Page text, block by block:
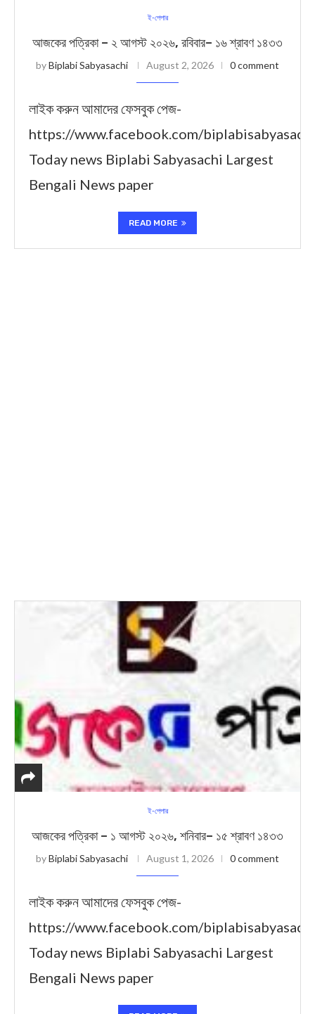
ই-পেপার
আজকের পত্রিকা – ২ আগস্ট ২০২৬, রবিবার– ১৬ শ্রাবণ ১৪৩৩
byBiplabi Sabyasachi August 2, 2026 0 comment
লাইক করুন আমাদের ফেসবুক পেজ-
https://www.facebook.com/biplabisabyasachi
Today news Biplabi Sabyasachi Largest
Bengali News paper
READ MORE
ই-পেপার
আজকের পত্রিকা – ১ আগস্ট ২০২৬, শনিবার– ১৫ শ্রাবণ ১৪৩৩
byBiplabi Sabyasachi August 1, 2026 0 comment
লাইক করুন আমাদের ফেসবুক পেজ-
https://www.facebook.com/biplabisabyasachi
Today news Biplabi Sabyasachi Largest
Bengali News paper